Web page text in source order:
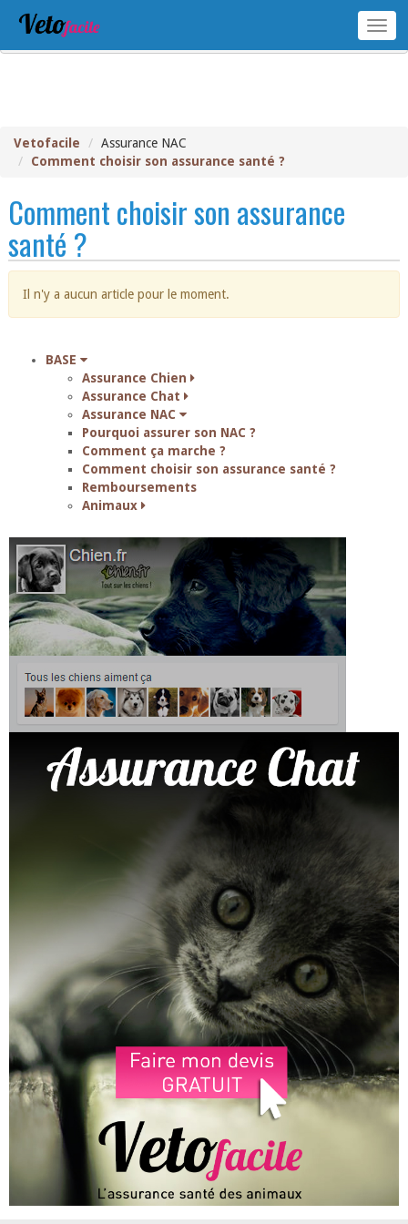
Vetofacile
Assurance NAC
Comment choisir son assurance santé ?
Comment choisir son assurance
santé ?
Il n'y a aucun article pour le moment.
BASE
Assurance Chien
Assurance Chat
Assurance NAC
Pourquoi assurer son NAC ?
Comment ça marche ?
Comment choisir son assurance santé ?
Remboursements
Animaux